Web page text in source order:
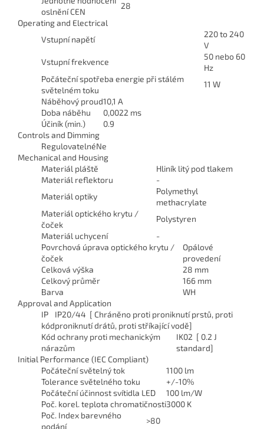
oslnění CEN
28
Operating and Electrical
Vstupní napětí
220 to 240
V
Vstupní frekvence
50 nebo 60
Hz
Počáteční spotřeba energie při stálém
světelném toku
11 W
Náběhový proud10,1 A
Doba náběhu
0,0022 ms
Účiník (min.)
0.9
Controls and Dimming
RegulovatelnéNe
Mechanical and Housing
Materiál pláště
Hliník litý pod tlakem
Materiál reflektoru
-
Materiál optiky
Polymethyl
methacrylate
Materiál optického krytu /
čoček
Polystyren
Materiál uchycení
-
Povrchová úprava optického krytu /
čoček
Opálové
provedení
Celková výška
28 mm
Celkový průměr
166 mm
Barva
WH
Approval and Application
IP
kód
IP20/44 [ Chráněno proti proniknutí prstů, proti
proniknutí drátů, proti stříkající vodě]
Kód ochrany proti mechanickým
nárazům
IK02 [ 0.2 J
standard]
Initial Performance (IEC Compliant)
Počáteční světelný tok
1100 lm
Tolerance světelného toku
+/-10%
Počáteční účinnost svítidla LED
100 lm/W
Poč. korel. teplota chromatičnosti3000 K
Poč. Index barevného
podání
>80